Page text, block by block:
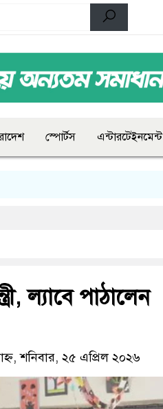
স্পোর্টস এন্টারটেইনমেন্ট
ল্যাবে পাঠালেন
শনিবার, ২৫ এপ্রিল ২০২৬